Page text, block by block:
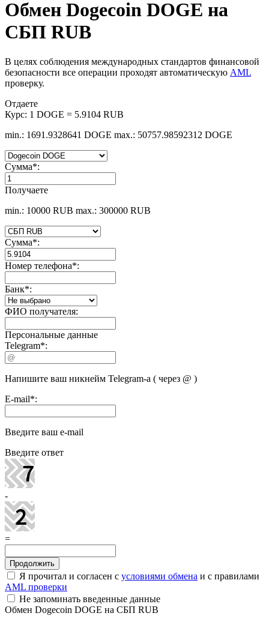
Обмен Dogecoin DOGE на
СБП RUB
В целях соблюдения международных стандартов финансовой
безопасности все операции проходят автоматическую AML
проверку.
Отдаете
Курс: 1 DOGE = 5.9104 RUB
min.: 1691.9328641 DOGE max.: 50757.98592312 DOGE
Сумма*:
Получаете
min.: 10000 RUB max.: 300000 RUB
Сумма*:
Номер телефона*:
Банк*:
ФИО получателя:
Персональные данные
Telegram*:
Напишите ваш никнейм Telegram-а ( через @ )
E-mail*:
Введите ваш e-mail
Введите ответ
-
=
Я прочитал и согласен с условиями обмена и с правилами
AML проверки
Не запоминать введенные данные
Обмен Dogecoin DOGE на СБП RUB